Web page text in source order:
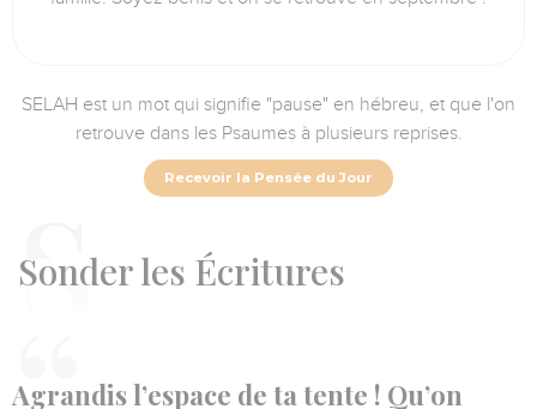
SELAH est un mot qui signifie "pause" en hébreu, et que l'on
retrouve dans les Psaumes à plusieurs reprises.
Recevoir la Pensée du Jour
Sonder les Écritures
Agrandis l’espace de ta tente ! Qu’on